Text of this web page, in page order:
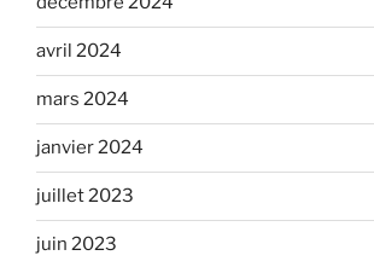
avril 2024
mars 2024
janvier 2024
juillet 2023
juin 2023